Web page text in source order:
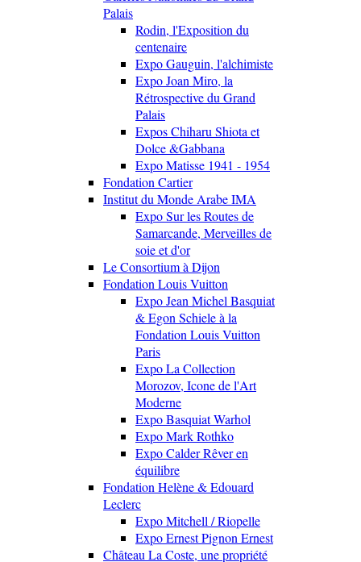
Palais
Rodin, l'Exposition du
centenaire
Expo Gauguin, l'alchimiste
Expo Joan Miro, la
Rétrospective du Grand
Palais
Expos Chiharu Shiota et
Dolce &Gabbana
Expo Matisse 1941 - 1954
Fondation Cartier
Institut du Monde Arabe IMA
Expo Sur les Routes de
Samarcande, Merveilles de
soie et d'or
Le Consortium à Dijon
Fondation Louis Vuitton
Expo Jean Michel Basquiat
& Egon Schiele à la
Fondation Louis Vuitton
Paris
Expo La Collection
Morozov, Icone de l'Art
Moderne
Expo Basquiat Warhol
Expo Mark Rothko
Expo Calder Rêver en
équilibre
Fondation Helène & Edouard
Leclerc
Expo Mitchell / Riopelle
Expo Ernest Pignon Ernest
Château La Coste, une propriété